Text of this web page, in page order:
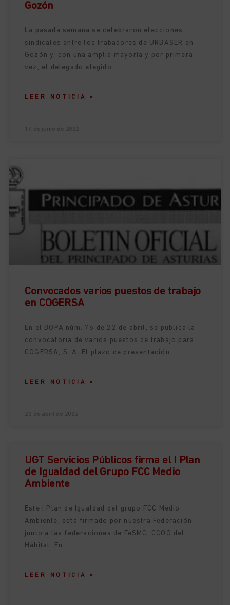
Gozón
La pasada semana se celebraron elecciones
sindicales entre los trabadores de URBASER en
Gozón y, con una amplia mayoría y por primera
vez, el delegado elegido
LEER NOTICIA »
Convocados varios puestos de trabajo
en COGERSA
En el BOPA núm. 76 de 22 de abril, se publica la
convocatoria de varios puestos de trabajo para
COGERSA, S. A. El plazo de presentación
LEER NOTICIA »
UGT Servicios Públicos firma el I Plan
de Igualdad del Grupo FCC Medio
Ambiente
Este I Plan de Igualdad del grupo FCC Medio
Ambiente, está firmado por nuestra Federación
junto a las federaciones de FeSMC, CCOO del
Hábitat. En
LEER NOTICIA »